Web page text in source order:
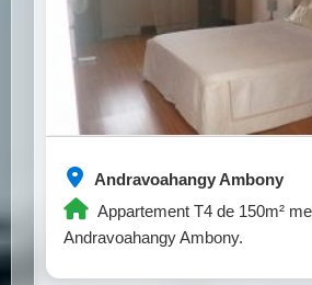
Andravoahangy Ambony
Appartement T4 de 150m²
Andravoahangy Ambony.